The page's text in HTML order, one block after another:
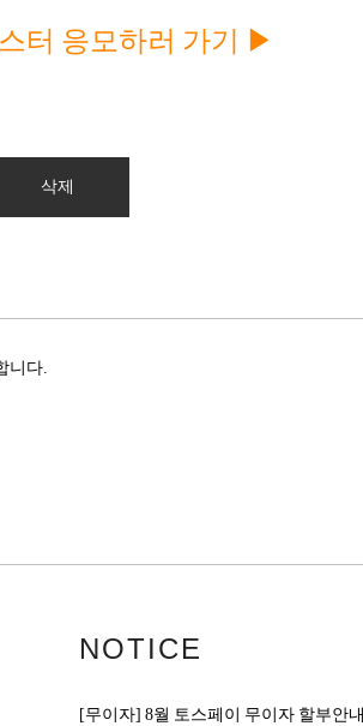
터 응모하러 가기 ▶
삭제
니다.
NOTICE
[무이자] 8월 토스페이 무이자 할부안내